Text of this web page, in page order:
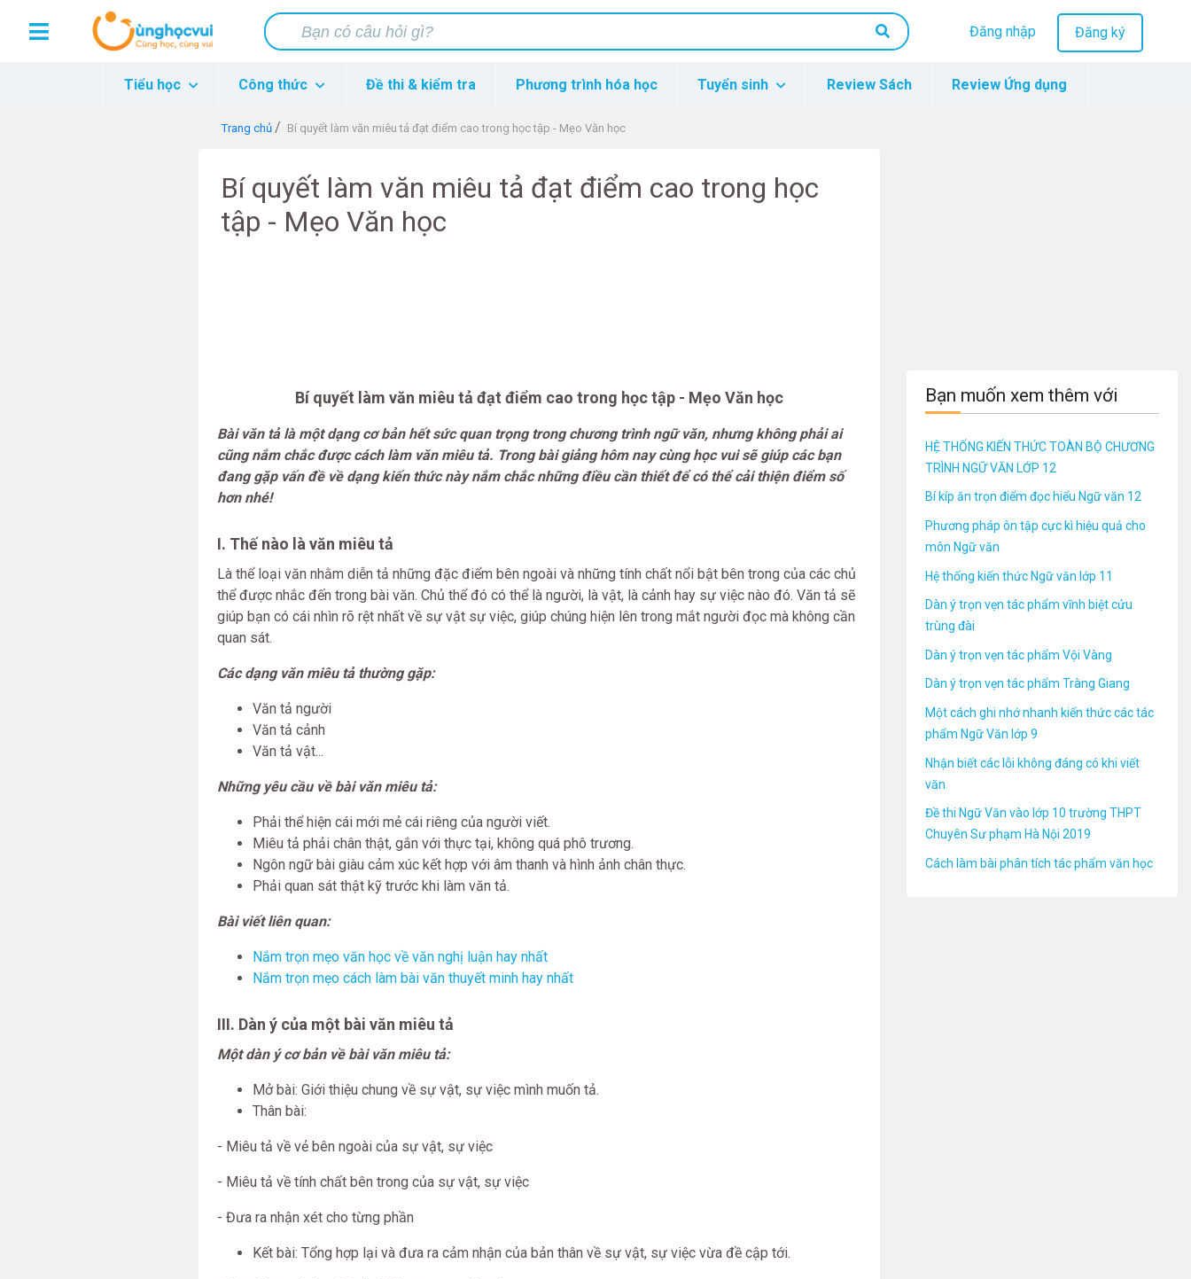
Đăng nhập Đăng ký
Tiểu học Công thức Đề thi & kiểm tra Phương trình hóa học Tuyển sinh Review Sách Review Ứng dụng
Trang chủ Bí quyết làm văn miêu tả đạt điểm cao trong học tập - Mẹo Văn học
Bí quyết làm văn miêu tả đạt điểm cao trong học
tập - Mẹo Văn học
Bí quyết làm văn miêu tả đạt điểm cao trong học tập - Mẹo Văn học
Bài văn tả là một dạng cơ bản hết sức quan trọng trong chương trình ngữ văn, nhưng không phải ai
cũng nắm chắc được cách làm văn miêu tả. Trong bài giảng hôm nay cùng học vui sẽ giúp các bạn
đang gặp vấn đề về dạng kiến thức này nắm chắc những điều cần thiết để có thể cải thiện điểm số
hơn nhé!
I. Thế nào là văn miêu tả
Là thể loại văn nhằm diễn tả những đặc điểm bên ngoài và những tính chất nổi bật bên trong của các chủ
thể được nhắc đến trong bài văn. Chủ thể đó có thể là người, là vật, là cảnh hay sự việc nào đó. Văn tả sẽ
giúp bạn có cái nhìn rõ rệt nhất về sự vật sự việc, giúp chúng hiện lên trong mắt người đọc mà không cần
quan sát.
Các dạng văn miêu tả thường gặp:
Văn tả người
Văn tả cảnh
Văn tả vật...
Những yêu cầu về bài văn miêu tả:
Phải thể hiện cái mới mẻ cái riêng của người viết.
Miêu tả phải chân thật, gắn với thực tại, không quá phô trương.
Ngôn ngữ bài giàu cảm xúc kết hợp với âm thanh và hình ảnh chân thực.
Phải quan sát thật kỹ trước khi làm văn tả.
Bài viết liên quan:
Nắm trọn mẹo văn học về văn nghị luận hay nhất
Nắm trọn mẹo cách làm bài văn thuyết minh hay nhất
III. Dàn ý của một bài văn miêu tả
Một dàn ý cơ bản về bài văn miêu tả:
Mở bài: Giới thiệu chung về sự vật, sự việc mình muốn tả.
Thân bài:
- Miêu tả về vẻ bên ngoài của sự vật, sự việc
- Miêu tả về tính chất bên trong của sự vật, sự việc
- Đưa ra nhận xét cho từng phần
Kết bài: Tổng hợp lại và đưa ra cảm nhận của bản thân về sự vật, sự việc vừa đề cập tới.
Bạn muốn xem thêm với
HỆ THỐNG KIẾN THỨC TOÀN BỘ CHƯƠNG
TRÌNH NGỮ VĂN LỚP 12
Bí kíp ăn trọn điểm đọc hiểu Ngữ văn 12
Phương pháp ôn tập cực kì hiệu quả cho
môn Ngữ văn
Hệ thống kiến thức Ngữ văn lớp 11
Dàn ý trọn vẹn tác phẩm vĩnh biệt cửu
trùng đài
Dàn ý trọn vẹn tác phẩm Vội Vàng
Dàn ý trọn vẹn tác phẩm Tràng Giang
Một cách ghi nhớ nhanh kiến thức các tác
phẩm Ngữ Văn lớp 9
Nhận biết các lỗi không đáng có khi viết
văn
Đề thi Ngữ Văn vào lớp 10 trường THPT
Chuyên Sư phạm Hà Nội 2019
Cách làm bài phân tích tác phẩm văn học